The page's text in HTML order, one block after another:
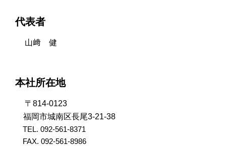
代表者
山﨑 健
本社所在地
〒814-0123
福岡市城南区長尾3-21-38
TEL. 092-561-8371
FAX. 092-561-8986